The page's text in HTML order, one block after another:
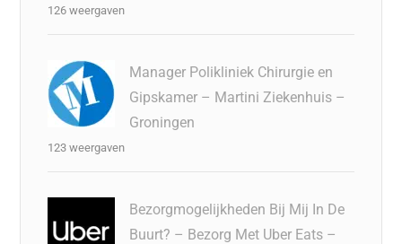
126 weergaven
Manager Polikliniek Chirurgie en
Gipskamer – Martini Ziekenhuis –
Groningen
123 weergaven
Bezorgmogelijkheden Bij Mij In De
Buurt? – Bezorg Met Uber Eats –